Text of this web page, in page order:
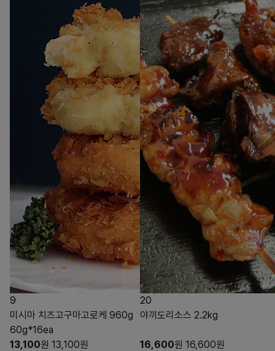
9
미시마 치즈고구마고로케 960g
60g*16ea
13,100원 13,100원
20
야끼도리소스 2.2kg
16,600원 16,600원